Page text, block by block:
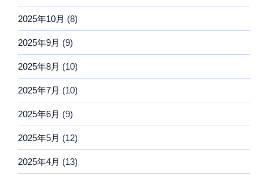
2025年10月 (8)
2025年9月 (9)
2025年8月 (10)
2025年7月 (10)
2025年6月 (9)
2025年5月 (12)
2025年4月 (13)